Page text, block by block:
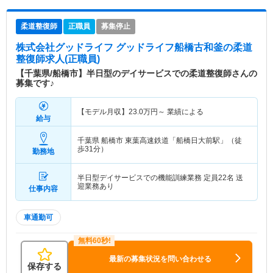
柔道整復師 正職員 募集停止
株式会社グッドライフ グッドライフ船橋古和釜の柔道
整復師求人(正職員)
【千葉県/船橋市】半日型のデイサービスでの柔道整復師さんの
募集です♪
給与
【モデル月収】 23.0万円～ 業績による
勤務地
千葉県 船橋市 東葉高速鉄道「船橋日大前駅」（徒
歩31分）
仕事内容
半日型デイサービスでの機能訓練業務 定員22名 送
迎業務あり
車通勤可
保存する
最新の募集状況を問い合わせる